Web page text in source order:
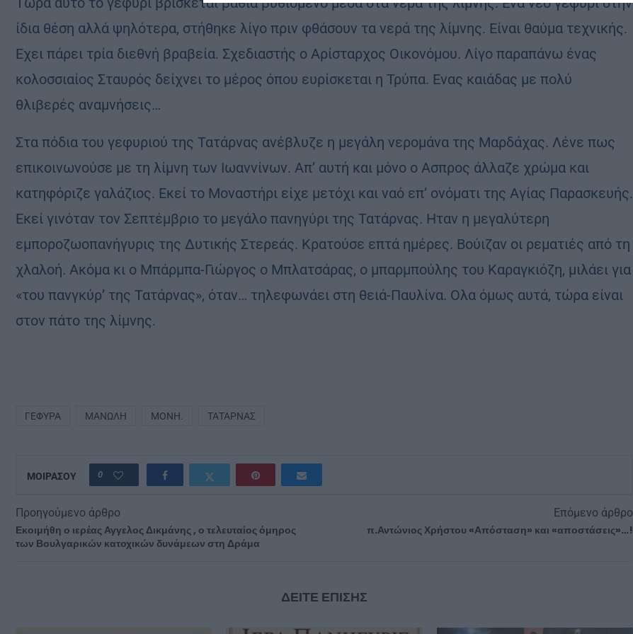
ίδια θέση αλλά ψηλότερα, στήθηκε λίγο πριν φθάσουν τα νερά της λίμνης. Είναι θαύμα τεχνικής.
Εχει πάρει τρία διεθνή βραβεία. Σχεδιαστής ο Αρίσταρχος Οικονόμου. Λίγο παραπάνω ένας
κολοσσιαίος Σταυρός δείχνει το μέρος όπου ευρίσκεται η Τρύπα. Ενας καιάδας με πολύ
θλιβερές αναμνήσεις…
Στα πόδια του γεφυριού της Τατάρνας ανέβλυζε η μεγάλη νερομάνα της Μαρδάχας. Λένε πως
επικοινωνούσε με τη λίμνη των Ιωαννίνων. Απ’ αυτή και μόνο ο Ασπρος άλλαζε χρώμα και
κατηφόριζε γαλάζιος. Εκεί το Μοναστήρι είχε μετόχι και ναό επ’ ονόματι της Αγίας Παρασκευής.
Εκεί γινόταν τον Σεπτέμβριο το μεγάλο πανηγύρι της Τατάρνας. Ηταν η μεγαλύτερη
εμποροζωοπανήγυρις της Δυτικής Στερεάς. Κρατούσε επτά ημέρες. Βούιζαν οι ρεματιές από τη
χλαλοή. Ακόμα κι ο Μπάρμπα-Γιώργος ο Μπλατσάρας, ο μπαρμπούλης του Καραγκιόζη, μιλάει για
«του πανγκύρ’ της Τατάρνας», όταν… τηλεφωνάει στη θειά-Παυλίνα. Ολα όμως αυτά, τώρα είναι
στον πάτο της λίμνης.
ΓΈΦΥΡΑ ΜΑΝΏΛΗ ΜΟΝΉ. ΤΑΤΆΡΝΑΣ
ΜΟΙΡΑΣΟΥ 0
Προηγούμενο άρθρο
Εκοιμήθη ο ιερέας Αγγελος Δικμάνης , ο τελευταίος όμηρος
των Βουλγαρικών κατοχικών δυνάμεων στη Δράμα
Επόμενο άρθρο
π.Αντώνιος Χρήστου «Απόσταση» και «αποστάσεις»…!
ΔΕΙΤΕ ΕΠΙΣΗΣ